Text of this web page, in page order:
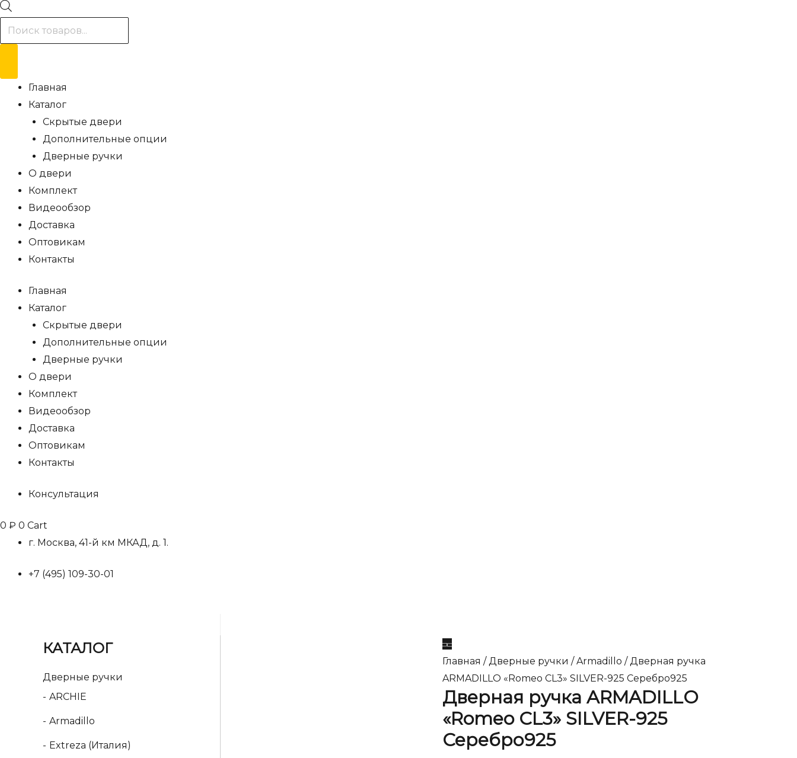
Поиск
товаров
Главная
Каталог
Скрытые двери
Дополнительные опции
Дверные ручки
О двери
Комплект
Видеообзор
Доставка
Оптовикам
Контакты
Главная
Каталог
Скрытые двери
Дополнительные опции
Дверные ручки
О двери
Комплект
Видеообзор
Доставка
Оптовикам
Контакты
Консультация
0 ₽ 0 Cart
г. Москва, 41-й км МКАД, д. 1.
+7 (495) 109-30-01
КАТАЛОГ
Дверные ручки
ARCHIE
Armadillo
Extreza (Италия)
Главная /Дверные ручки /Armadillo / Дверная ручка
ARMADILLO «Romeo CL3» SILVER-925 Серебро925
Дверная ручка ARMADILLO
«Romeo CL3» SILVER-925
Серебро925